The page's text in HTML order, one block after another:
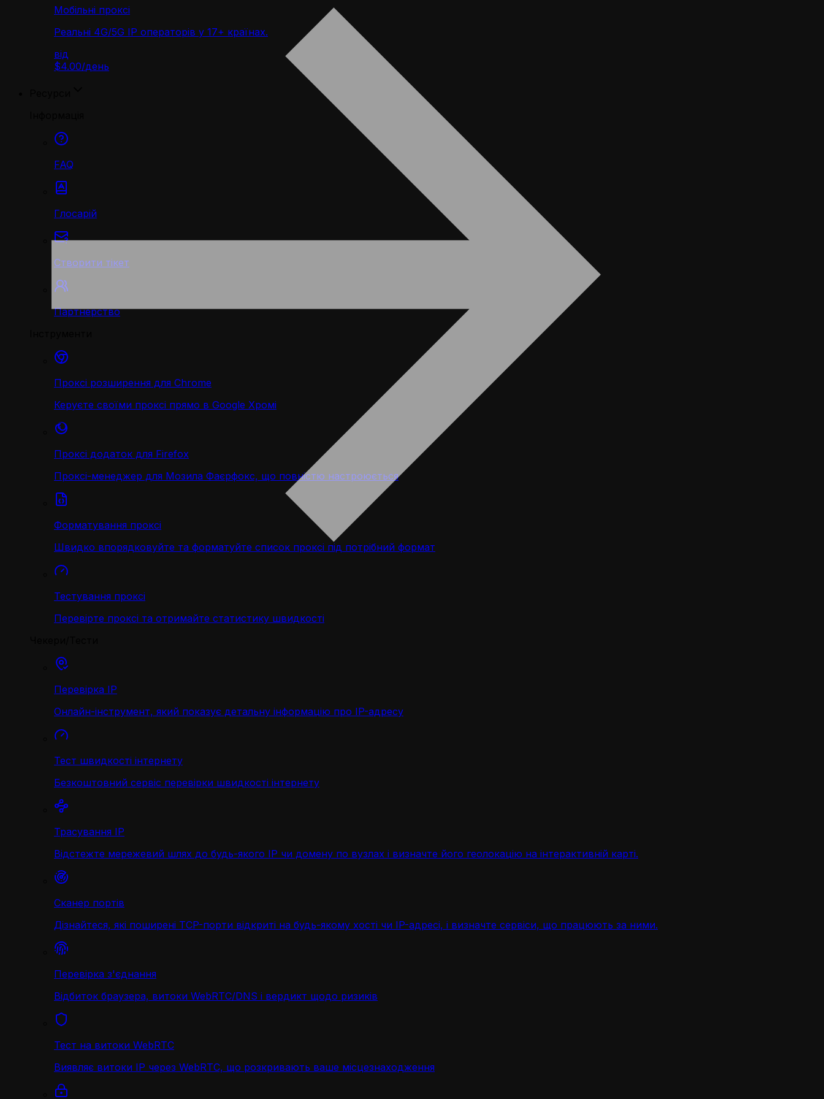
Мобільні проксі
Реальні 4G/5G IP операторів у 17+ країнах.
від
$4.00/день
FAQ
Глосарій
Створити тікет
Партнерство
Проксі розширення для Chrome
Керуєте своїми проксі прямо в Google Хромі
Проксі додаток для Firefox
Проксі-менеджер для Мозила Фаєрфокс, що повністю настроюється
Форматування проксі
Швидко впорядковуйте та форматуйте список проксі під потрібний формат
Тестування проксі
Перевірте проксі та отримайте статистику швидкості
Перевірка IP
Онлайн-інструмент, який показує детальну інформацію про IP-адресу
Тест швидкості інтернету
Безкоштовний сервіс перевірки швидкості інтернету
Трасування IP
Відстежте мережевий шлях до будь-якого IP чи домену по вузлах і визначте його геолокацію на інтерактивній карті.
Сканер портів
Дізнайтеся, які поширені TCP-порти відкриті на будь-якому хості чи IP-адресі, і визначте сервіси, що працюють за ними.
Перевірка з'єднання
Відбиток браузера, витоки WebRTC/DNS і вердикт щодо ризиків
Тест на витоки WebRTC
Виявляє витоки IP через WebRTC, що розкривають ваше місцезнаходження